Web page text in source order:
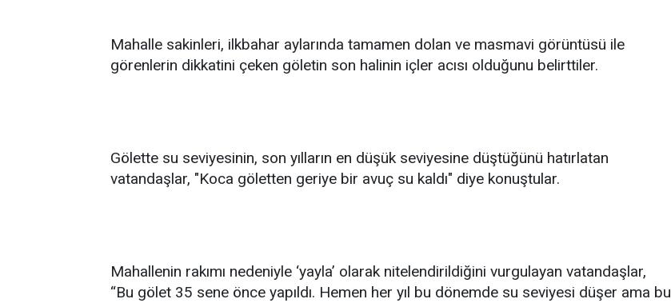
Mahalle sakinleri, ilkbahar aylarında tamamen dolan ve masmavi görüntüsü ile
görenlerin dikkatini çeken göletin son halinin içler acısı olduğunu belirttiler.
Gölette su seviyesinin, son yılların en düşük seviyesine düştüğünü hatırlatan
vatandaşlar, "Koca göletten geriye bir avuç su kaldı" diye konuştular.
Mahallenin rakımı nedeniyle ‘yayla’ olarak nitelendirildiğini vurgulayan vatandaşlar,
“Bu gölet 35 sene önce yapıldı. Hemen her yıl bu dönemde su seviyesi düşer ama bu